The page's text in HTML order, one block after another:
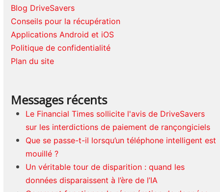
Blog DriveSavers
Conseils pour la récupération
Applications Android et iOS
Politique de confidentialité
Plan du site
Messages récents
Le Financial Times sollicite l'avis de DriveSavers
sur les interdictions de paiement de rançongiciels
Que se passe-t-il lorsqu’un téléphone intelligent est
mouillé ?
Un véritable tour de disparition : quand les
données disparaissent à l’ère de l’IA